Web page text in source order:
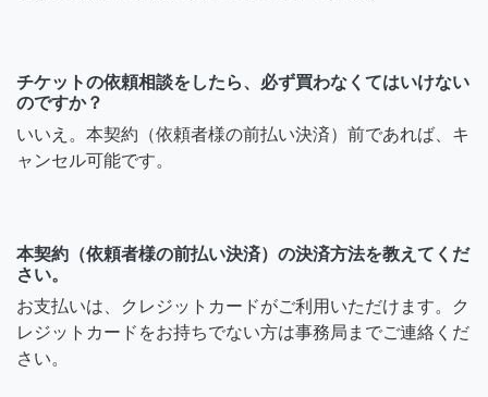
チケットの依頼相談をしたら、必ず買わなくてはいけない
のですか？
いいえ。本契約（依頼者様の前払い決済）前であれば、キ
ャンセル可能です。
本契約（依頼者様の前払い決済）の決済方法を教えてくだ
さい。
お支払いは、クレジットカードがご利用いただけます。ク
レジットカードをお持ちでない方は事務局までご連絡くだ
さい。